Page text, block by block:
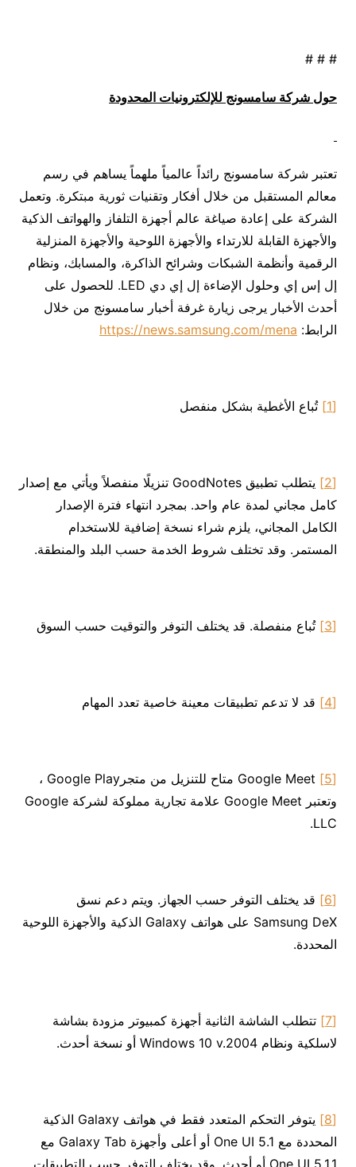
# # #
حول شركة سامسونج للإلكترونيات المحدودة
تعتبر شركة سامسونج رائداً عالمياً ملهماً يساهم في رسم
معالم المستقبل من خلال أفكار وتقنيات ثورية مبتكرة. وتعمل
الشركة على إعادة صياغة عالم أجهزة التلفاز والهواتف الذكية
والأجهزة القابلة للارتداء والأجهزة اللوحية والأجهزة المنزلية
الرقمية وأنظمة الشبكات وشرائح الذاكرة، والمسابك، ونظام
إل إس إي وحلول الإضاءة إل إي دي LED. للحصول على
أحدث الأخبار يرجى زيارة غرفة أخبار سامسونج من خلال
الرابط: https://news.samsung.com/mena
[1] تُباع الأغطية بشكل منفصل
[2]
يتطلب تطبيق GoodNotes تنزيلًا منفصلاً ويأتي مع إصدار
كامل مجاني لمدة عام واحد. بمجرد انتهاء فترة الإصدار
الكامل المجاني، يلزم شراء نسخة إضافية للاستخدام
المستمر. وقد تختلف شروط الخدمة حسب البلد والمنطقة.
[3] تُباع منفصلة. قد يختلف التوفر والتوقيت حسب السوق
[4] قد لا تدعم تطبيقات معينة خاصية تعدد المهام
[5]
Google Meet متاح للتنزيل من متجرGoogle Play ،
وتعتبر Google Meet علامة تجارية مملوكة لشركة Google
LLC.
[6]
قد يختلف التوفر حسب الجهاز. ويتم دعم نسق
Samsung DeX على هواتف Galaxy الذكية والأجهزة اللوحية
المحددة.
[7]
تتطلب الشاشة الثانية أجهزة كمبيوتر مزودة بشاشة
لاسلكية ونظام Windows 10 v.2004 أو نسخة أحدث.
[8]
يتوفر التحكم المتعدد فقط في هواتف Galaxy الذكية
المحددة مع One UI 5.1 أو أعلى وأجهزة Galaxy Tab مع